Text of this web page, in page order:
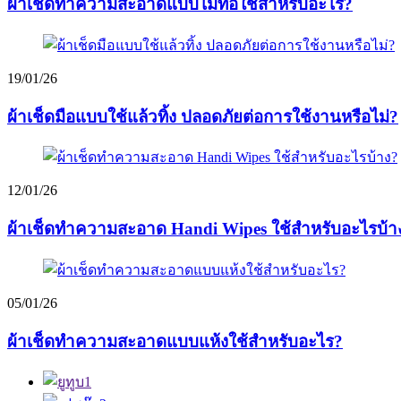
ผ้าเช็ดทำความสะอาดแบบไม่ทอใช้สำหรับอะไร?
19/01/26
ผ้าเช็ดมือแบบใช้แล้วทิ้ง ปลอดภัยต่อการใช้งานหรือไม่?
12/01/26
ผ้าเช็ดทำความสะอาด Handi Wipes ใช้สำหรับอะไรบ้า
05/01/26
ผ้าเช็ดทำความสะอาดแบบแห้งใช้สำหรับอะไร?